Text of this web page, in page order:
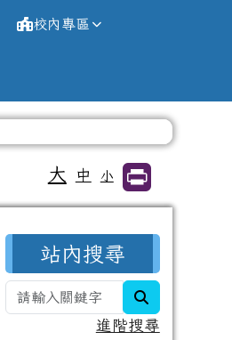
校內專區
大 中 小
右邊區域內容
站內搜尋
進階搜尋